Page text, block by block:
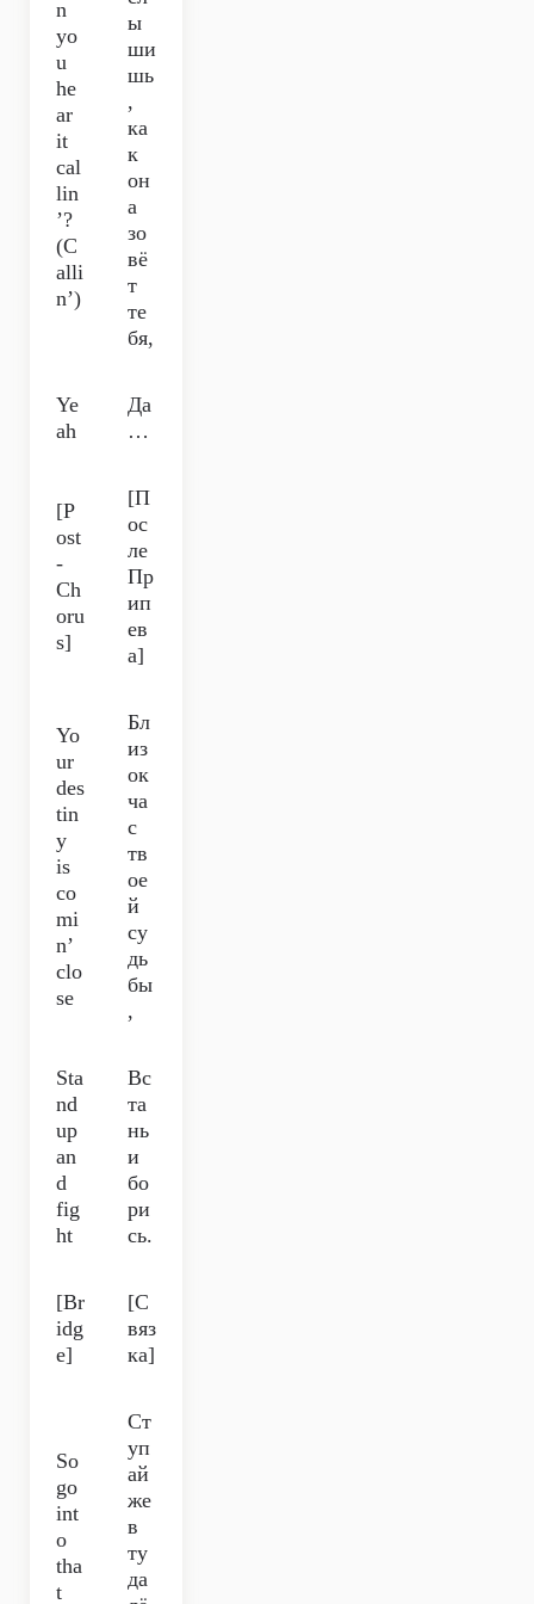
n
yo
u
he
ar
it
cal
lin
’?
(C
alli
n’)
ы
ши
шь
,
ка
к
он
а
зо
вё
т
те
бя,
Ye
ah
Да
…
[P
ost
-
Ch
oru
s]
[П
ос
ле
Пр
ип
ев
а]
Yo
ur
des
tin
y
is
co
mi
n’
clo
se
Бл
из
ок
ча
с
тв
ое
й
су
дь
бы
,
Sta
nd
up
an
d
fig
ht
Вс
та
нь
и
бо
ри
сь.
[Br
idg
e]
[С
вяз
ка]
So
go
int
o
tha
t
Ст
уп
ай
же
в
ту
да